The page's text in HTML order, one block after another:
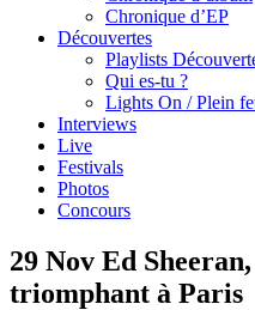
Chronique d’EP
Découvertes
Playlists
Qui es-tu ?
Lights On / Plein
Interviews
Live
Festivals
Photos
Concours
29 Nov Ed
triomphant à Paris